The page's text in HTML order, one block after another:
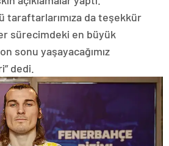
da teşekkür
sürecimdeki en büyük
sonu yaşayacağımız
dedi.